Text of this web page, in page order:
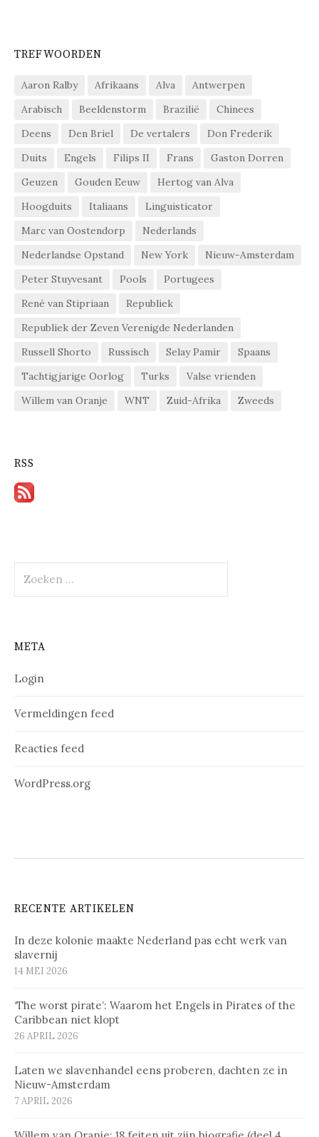
TREFWOORDEN
Aaron Ralby Afrikaans Alva
Antwerpen
Arabisch
Beeldenstorm Brazilië
Chinees
Deens
Den Briel De vertalers
Don Frederik
Duits
Engels Filips II Frans
Gaston Dorren
Geuzen
Gouden Eeuw
Hertog van Alva
Hoogduits
Italiaans
Linguisticator
Marc van Oostendorp
Nederlands
Nederlandse Opstand
New York
Nieuw-Amsterdam
Peter Stuyvesant
Pools
Portugees
René van Stipriaan
Republiek
Republiek der Zeven Verenigde Nederlanden
Russell Shorto
Russisch Selay Pamir
Spaans
Tachtigjarige Oorlog
Turks
Valse vrienden
Willem van Oranje
WNT Zuid-Afrika Zweeds
RSS
naar:
META
Login
Vermeldingen feed
Reacties feed
WordPress.org
RECENTE ARTIKELEN
In deze kolonie maakte Nederland pas echt werk van
slavernij
14 MEI 2026
‘The worst pirate’: Waarom het Engels in Pirates of the
Caribbean niet klopt
26 APRIL 2026
Laten we slavenhandel eens proberen, dachten ze in
Nieuw-Amsterdam
7 APRIL 2026